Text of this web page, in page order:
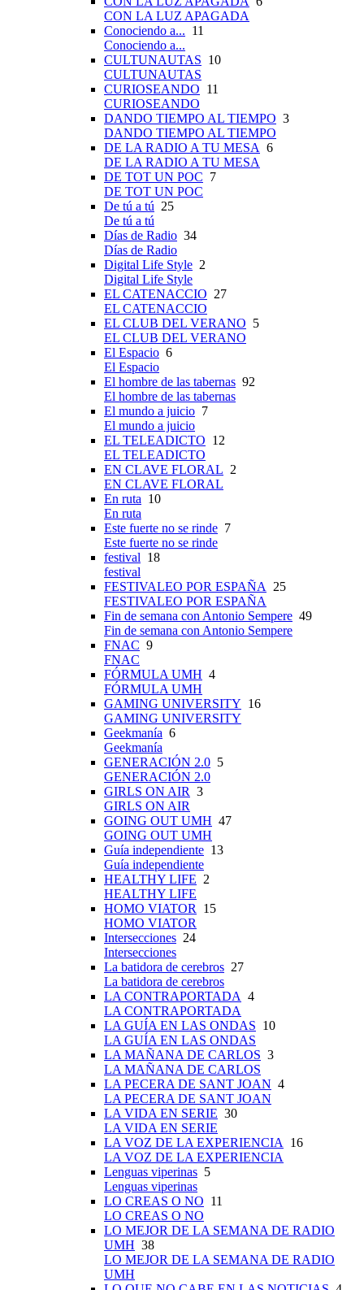
CON LA LUZ APAGADA
Conociendo a... 11
Conociendo a...
CULTUNAUTAS 10
CULTUNAUTAS
CURIOSEANDO 11
CURIOSEANDO
DANDO TIEMPO AL TIEMPO 3
DANDO TIEMPO AL TIEMPO
DE LA RADIO A TU MESA 6
DE LA RADIO A TU MESA
DE TOT UN POC 7
DE TOT UN POC
De tú a tú 25
De tú a tú
Días de Radio 34
Días de Radio
Digital Life Style 2
Digital Life Style
EL CATENACCIO 27
EL CATENACCIO
EL CLUB DEL VERANO 5
EL CLUB DEL VERANO
El Espacio 6
El Espacio
El hombre de las tabernas 92
El hombre de las tabernas
El mundo a juicio 7
El mundo a juicio
EL TELEADICTO 12
EL TELEADICTO
EN CLAVE FLORAL 2
EN CLAVE FLORAL
En ruta 10
En ruta
Este fuerte no se rinde 7
Este fuerte no se rinde
festival 18
festival
FESTIVALEO POR ESPAÑA 25
FESTIVALEO POR ESPAÑA
Fin de semana con Antonio Sempere 49
Fin de semana con Antonio Sempere
FNAC 9
FNAC
FÓRMULA UMH 4
FÓRMULA UMH
GAMING UNIVERSITY 16
GAMING UNIVERSITY
Geekmanía 6
Geekmanía
GENERACIÓN 2.0 5
GENERACIÓN 2.0
GIRLS ON AIR 3
GIRLS ON AIR
GOING OUT UMH 47
GOING OUT UMH
Guía independiente 13
Guía independiente
HEALTHY LIFE 2
HEALTHY LIFE
HOMO VIATOR 15
HOMO VIATOR
Intersecciones 24
Intersecciones
La batidora de cerebros 27
La batidora de cerebros
LA CONTRAPORTADA 4
LA CONTRAPORTADA
LA GUÍA EN LAS ONDAS 10
LA GUÍA EN LAS ONDAS
LA MAÑANA DE CARLOS 3
LA MAÑANA DE CARLOS
LA PECERA DE SANT JOAN 4
LA PECERA DE SANT JOAN
LA VIDA EN SERIE 30
LA VIDA EN SERIE
LA VOZ DE LA EXPERIENCIA 16
LA VOZ DE LA EXPERIENCIA
Lenguas viperinas 5
Lenguas viperinas
LO CREAS O NO 11
LO CREAS O NO
LO MEJOR DE LA SEMANA DE RADIO
UMH 38
LO MEJOR DE LA SEMANA DE RADIO
UMH